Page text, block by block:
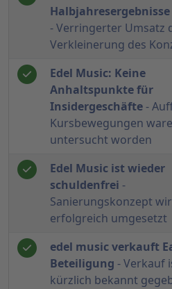
Halbjahresergebnisse
- Verringerter Umsatz
Verkleinerung des
Edel Music: Keine
Anhaltspunkte für
Insidergeschäfte-
Kursbewegungen
untersucht worden
Edel Music ist wieder
schuldenfrei -
Sanierungskonzept
erfolgreich umgesetzt
edel music verkauft
Beteiligung - Verkauf
kürzlich bekannt